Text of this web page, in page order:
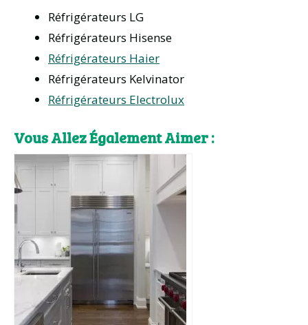
Réfrigérateurs LG
Réfrigérateurs Hisense
Réfrigérateurs Haier
Réfrigérateurs Kelvinator
Réfrigérateurs Electrolux
Vous Allez Également Aimer :